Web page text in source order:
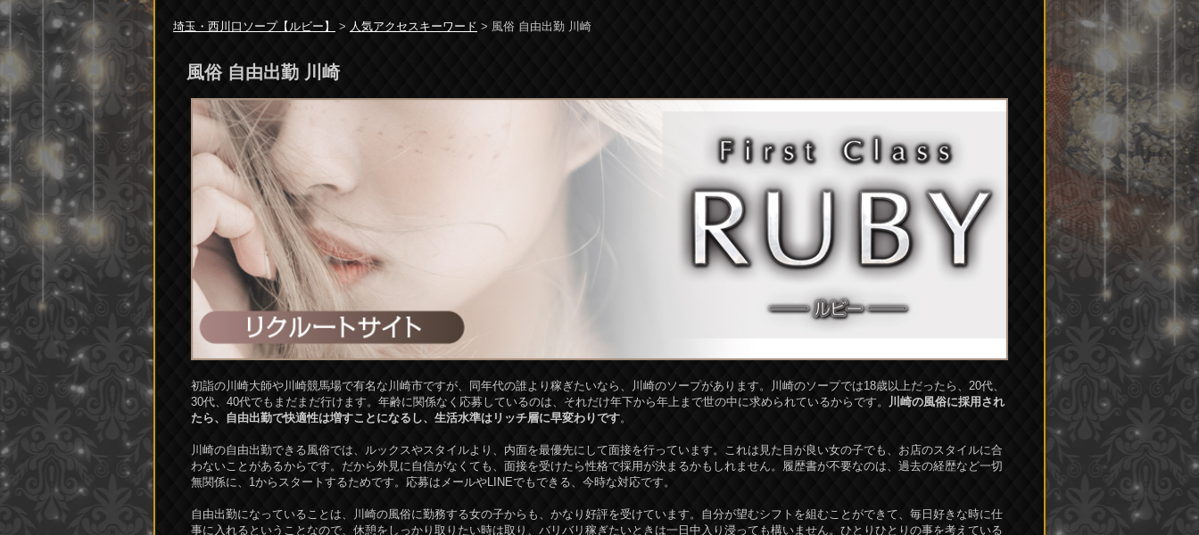
埼玉・西川口ソープ【ルビー】 > 人気アクセスキーワード > 風俗 自由出勤 川崎
風俗 自由出勤 川崎
初詣の川崎大師や川崎競馬場で有名な川崎市ですが、同年代の誰より稼ぎたいなら、川崎のソープがあります。川崎のソープでは18歳以上だったら、20代、
30代、40代でもまだまだ行けます。年齢に関係なく応募しているのは、それだけ年下から年上まで世の中に求められているからです。
川崎の風俗に採用され
たら、自由出勤で快適性は増すことになるし、生活水準はリッチ層に早変わりです。
川崎の自由出勤できる風俗では、ルックスやスタイルより、内面を最優先にして面接を行っています。これは見た目が良い女の子でも、お店のスタイルに合
わないことがあるからです。だから外見に自信がなくても、面接を受けたら性格で採用が決まるかもしれません。履歴書が不要なのは、過去の経歴など一切
無関係に、1からスタートするためです。応募はメールやLINEでもできる、今時な対応です。
自由出勤になっていることは、川崎の風俗に勤務する女の子からも、かなり好評を受けています。自分が望むシフトを組むことができて、毎日好きな時に仕
事に入れるということなので、休憩をしっかり取りたい時は取り、バリバリ稼ぎたいときは一日中入り浸っても構いません。ひとりひとりの事を考えている